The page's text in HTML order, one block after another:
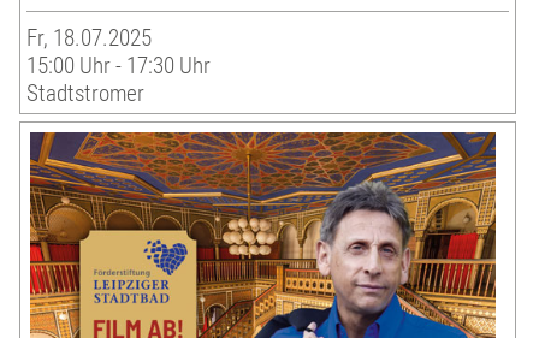
Fr, 18.07.2025
15:00 Uhr - 17:30 Uhr
Stadtstromer